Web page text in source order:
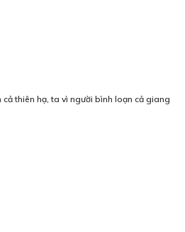
thiên hạ, ta vì người bình loạn cả giang